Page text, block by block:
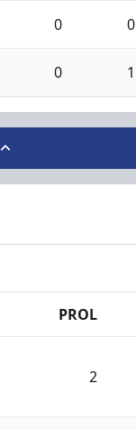
0 0
0 1
PROL
2